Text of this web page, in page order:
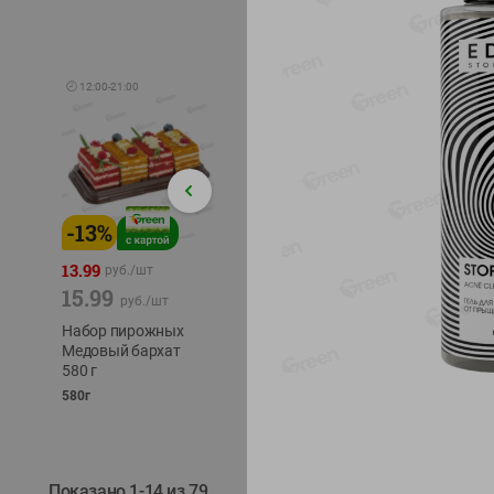
🕘 12:00-21:00
-13%
13.99 руб./шт
15.99 руб./шт
Набор пирожных
Медовый бархат
580 г
580г
-24%
4.99
ТОФУ
230г